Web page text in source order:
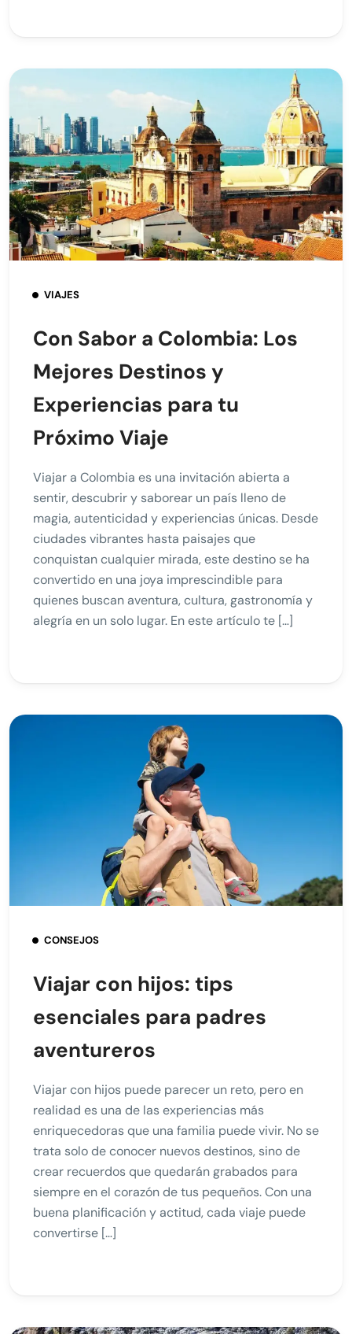
VIAJES
Con Sabor a Colombia: Los
Mejores Destinos y
Experiencias para tu
Próximo Viaje
Viajar a Colombia es una invitación abierta a
sentir, descubrir y saborear un país lleno de
magia, autenticidad y experiencias únicas. Desde
ciudades vibrantes hasta paisajes que
conquistan cualquier mirada, este destino se ha
convertido en una joya imprescindible para
quienes buscan aventura, cultura, gastronomía y
alegría en un solo lugar. En este artículo te […]
CONSEJOS
Viajar con hijos: tips
esenciales para padres
aventureros
Viajar con hijos puede parecer un reto, pero en
realidad es una de las experiencias más
enriquecedoras que una familia puede vivir. No se
trata solo de conocer nuevos destinos, sino de
crear recuerdos que quedarán grabados para
siempre en el corazón de tus pequeños. Con una
buena planificación y actitud, cada viaje puede
convertirse […]